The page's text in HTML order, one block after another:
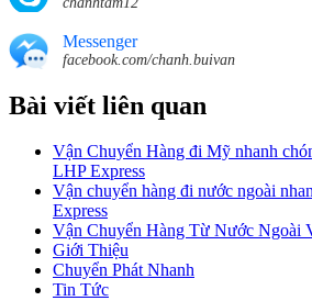
Messenger
facebook.com/chanh.buivan
Bài viết liên quan
Vận Chuyển Hàng đi Mỹ nhanh
LHP Express
Vận chuyển hàng đi nước ngoài
Express
Vận Chuyển Hàng Từ Nước Ngoài
Giới Thiệu
Chuyển Phát Nhanh
Tin Tức